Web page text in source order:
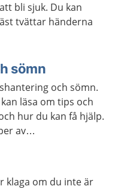
bli sjuk. Du kan
tvättar händerna
sömn
och sömn.
läsa om tips och
hur du kan få hjälp.
av
klaga om du inte är